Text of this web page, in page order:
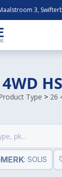
3,
Type > 26
MERK: SOLIS